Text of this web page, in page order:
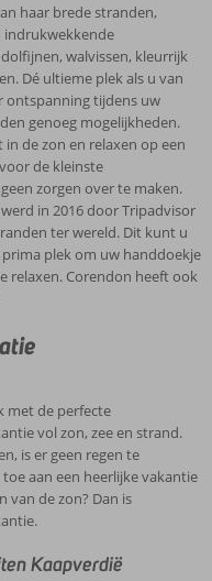
haar brede stranden,
indrukwekkende
walvissen, kleurrijk
Dé ultieme plek als u van
ontspanning tijdens uw
genoeg mogelijkheden.
de zon en relaxen op een
de kleinste
zorgen over te maken.
in 2016 door Tripadvisor
ter wereld. Dit kunt u
plek om uw handdoekje
relaxen. Corendon heeft ook
met de perfecte
vol zon, zee en strand.
is er geen regen te
aan een heerlijke vakantie
van de zon? Dan is
Kaapverdië